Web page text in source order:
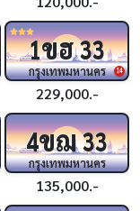
14
1ขฮ33
กรุงเทพมหานคร
229,000.-
4ขฌ33
กรุงเทพมหานคร
135,000.-